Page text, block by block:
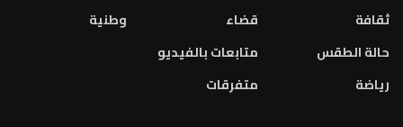
ثقافة
حالة الطقس
رياضة
قضاء
متابعات بالفيديو
متفرقات
وطنية